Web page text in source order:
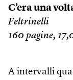
C’era una
Feltrinelli
160 pagine,
A intervalli